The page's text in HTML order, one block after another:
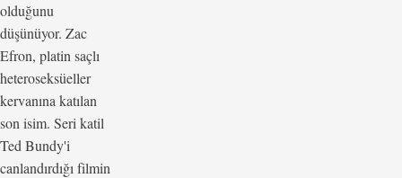
olduğunu
düşünüyor. Zac
Efron, platin saçlı
heteroseksüeller
kervanına katılan
son isim. Seri katil
Ted Bundy'i
canlandırdığı filmin